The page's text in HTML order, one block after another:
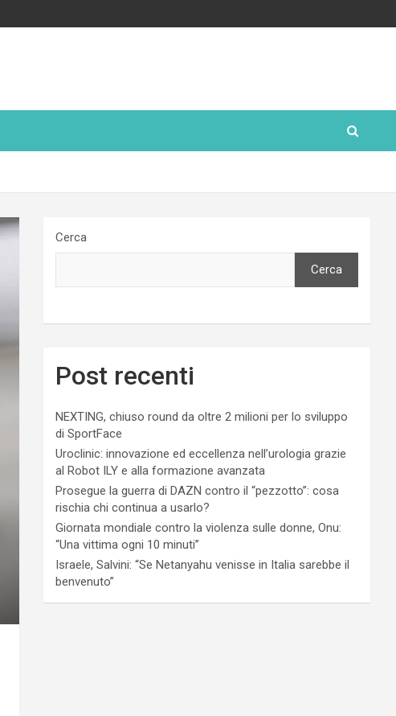
Cerca
Cerca
Post recenti
NEXTING, chiuso round da oltre 2 milioni per lo sviluppo
di SportFace
Uroclinic: innovazione ed eccellenza nell’urologia grazie
al Robot ILY e alla formazione avanzata
Prosegue la guerra di DAZN contro il “pezzotto”: cosa
rischia chi continua a usarlo?
Giornata mondiale contro la violenza sulle donne, Onu:
“Una vittima ogni 10 minuti”
Israele, Salvini: “Se Netanyahu venisse in Italia sarebbe il
benvenuto”